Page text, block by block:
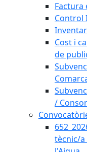
Factura
Control
Cost i
de
/
tècnic/a